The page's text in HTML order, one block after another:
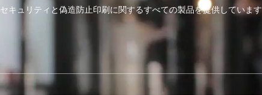
セキュリティと偽造防止印刷に関するすべての製品を提供しています